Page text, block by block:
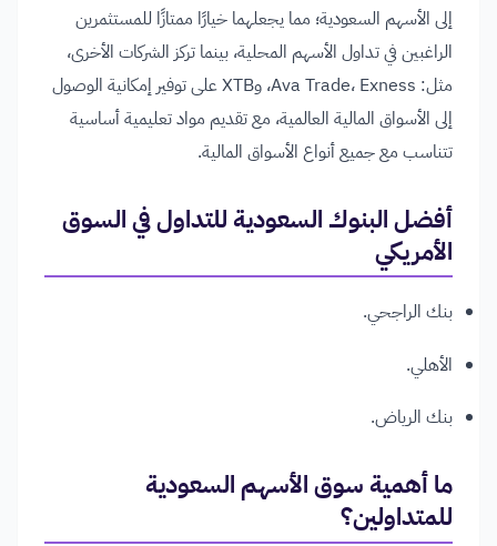
إلى الأسهم السعودية؛ مما يجعلهما خيارًا ممتازًا للمستثمرين
الراغبين في تداول الأسهم المحلية، بينما تركز الشركات الأخرى،
مثل: Ava Trade، Exness، وXTB على توفير إمكانية الوصول
إلى الأسواق المالية العالمية، مع تقديم مواد تعليمية أساسية
تتناسب مع جميع أنواع الأسواق المالية.
أفضل البنوك السعودية للتداول في السوق
الأمريكي
بنك الراجحي.
الأهلي.
بنك الرياض.
ما أهمية سوق الأسهم السعودية
للمتداولين؟